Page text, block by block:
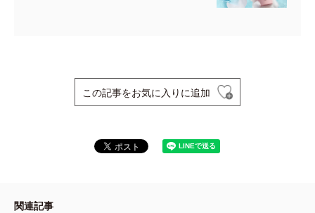
この記事をお気に入りに追加
関連記事